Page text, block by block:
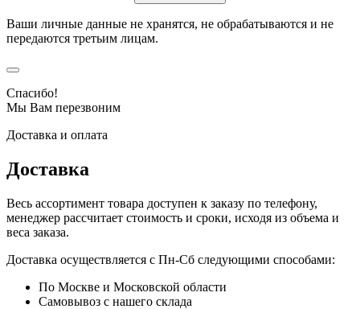
Ваши личные данные не хранятся, не обрабатываются и не
передаются третьим лицам.
Спасибо!
Мы Вам перезвоним
Доставка и оплата
Доставка
Весь ассортимент товара доступен к заказу по телефону,
менеджер рассчитает стоимость и сроки, исходя из объема и
веса заказа.
Доставка осуществляется с Пн-Сб следующими способами:
По Москве и Московской области
Самовывоз с нашего склада